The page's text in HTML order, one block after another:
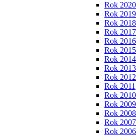
Rok 2020
Rok 2019
Rok 2018
Rok 2017
Rok 2016
Rok 2015
Rok 2014
Rok 2013
Rok 2012
Rok 2011
Rok 2010
Rok 2009
Rok 2008
Rok 2007
Rok 2006